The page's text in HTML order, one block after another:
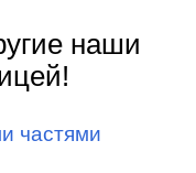
наши
частями